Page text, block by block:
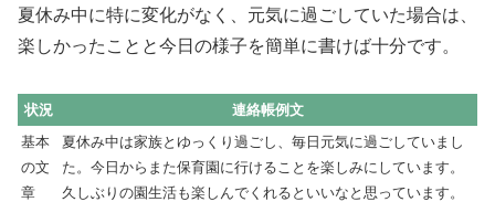
夏休み中に特に変化がなく、元気に過ごしていた場合は、
楽しかったことと今日の様子を簡単に書けば十分です。
状況
連絡帳例文
基本
の文
章
夏休み中は家族とゆっくり過ごし、毎日元気に過ごしていまし
た。今日からまた保育園に行けることを楽しみにしています。
久しぶりの園生活も楽しんでくれるといいなと思っています。